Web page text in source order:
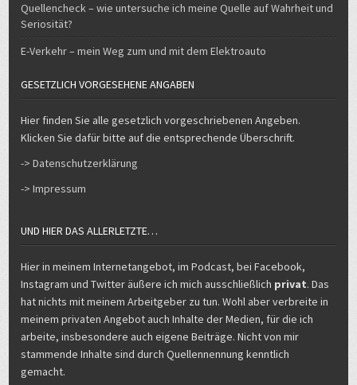
Quellencheck – wie untersuche ich meine Quelle auf Wahrheit und
Seriosität?
E-Verkehr – mein Weg zum und mit dem Elektroauto
GESETZLICH VORGESEHENE ANGABEN
Hier finden Sie alle gesetzlich vorgeschriebenen Angeben.
Klicken Sie dafür bitte auf die entsprechende Überschrift.
-> Datenschutzerklärung
-> Impressum
UND HIER DAS ALLERLETZTE…
Hier in meinem Internetangebot, im Podcast, bei Facebook,
Instagram und Twitter äußere ich mich ausschließlich privat. Das
hat nichts mit meinem Arbeitgeber zu tun. Wohl aber verbreite in
meinem privaten Angebot auch Inhalte der Medien, für die ich
arbeite, insbesondere auch eigene Beiträge. Nicht von mir
stammende Inhalte sind durch Quellennennung kenntlich
gemacht.